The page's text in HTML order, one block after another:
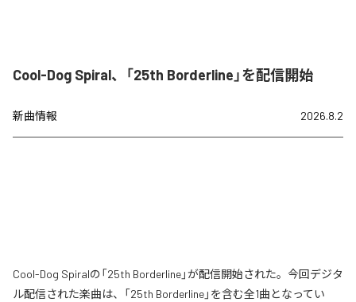
Cool-Dog Spiral、「25th Borderline」を配信開始
新曲情報 2026.8.2
Cool-Dog Spiralの「25th Borderline」が配信開始された。今回デジタ
ル配信された楽曲は、「25th Borderline」を含む全1曲となってい